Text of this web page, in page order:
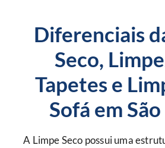
Diferenciais
Seco,
Tapetes e
Sofá em
A Limpe Seco possui uma